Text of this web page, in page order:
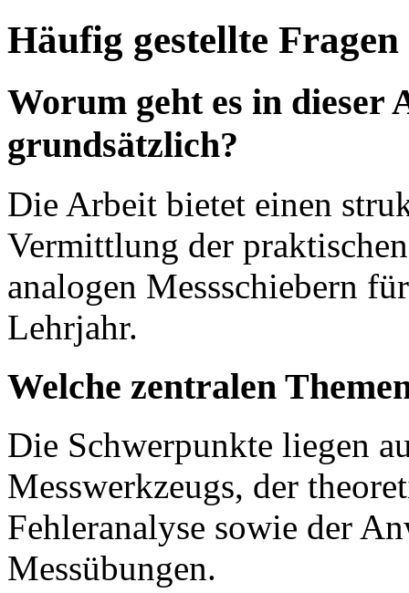
Häufig gestellte Fragen
Worum geht es in dieser
grundsätzlich?
Die Arbeit bietet einen
Vermittlung der
analogen Messschiebern
Lehrjahr.
Welche zentralen
Die Schwerpunkte liegen
Messwerkzeugs, der
Fehleranalyse sowie der
Messübungen.